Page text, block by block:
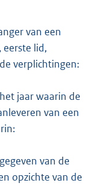
van een
eerste lid,
verplichtingen:
jaar waarin de
van een
van de
opzichte van de